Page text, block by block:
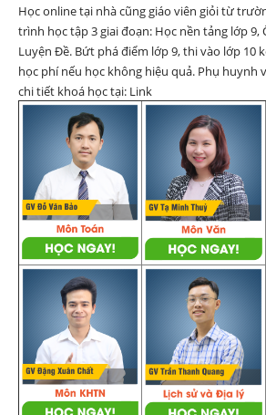
Học online tại nhà cũng giáo viên giỏi từ
trình học tập 3 giai đoạn: Học nền tảng lớp 9,
Luyện Đề. Bứt phá điểm lớp 9, thi vào lớp 10
học phí nếu học không hiệu quả. Phụ huynh
chi tiết khoá học tại: Link